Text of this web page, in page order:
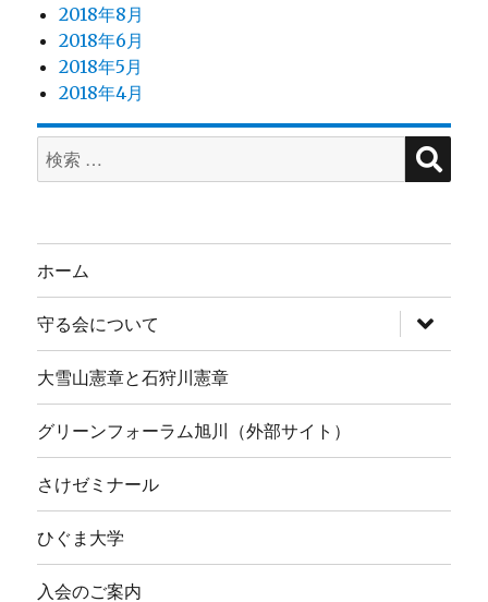
2018年8月
2018年6月
2018年5月
2018年4月
検
索
検
ホーム
守る会について サ
ブ
メ
ー
開
大雪山憲章と石狩川憲章
グリーンフォーラム旭川（外部サイト）
さけゼミナール
ひぐま大学
入会のご案内